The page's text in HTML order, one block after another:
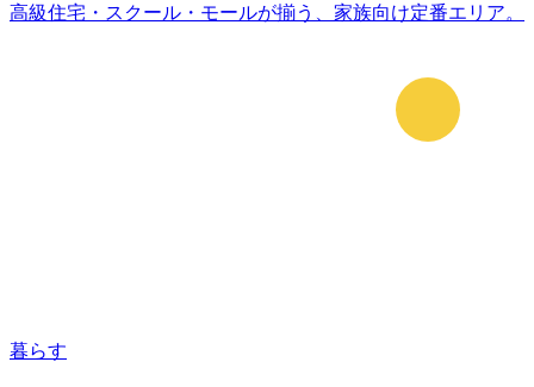
高級住宅・スクール・モールが揃う、家族向け定番エリア。
暮らす